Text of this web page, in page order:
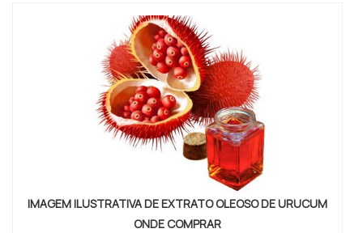
é indicado para aplicações de fins an...
IMAGEM ILUSTRATIVA DE EXTRATO OLEOSO DE URUCUM
ONDE COMPRAR